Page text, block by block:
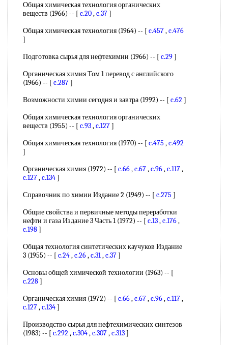
Общая химическая технология органических
веществ (1966) -- [ c.20,c.37]
Общая химическая технология (1964) -- [ c.457,c.476
]
Подготовка сырья для нефтехимии (1966) -- [ c.29]
Органическая химия Том 1 перевод с английского
(1966) -- [ c.287]
Возможности химии сегодня и завтра (1992) -- [ c.62]
Общая химическая технология органических
веществ (1955) -- [ c.93,c.127]
Общая химическая технология (1970) -- [ c.475 ,c.492
]
Органическая химия (1972) -- [ c.66,c.67,c.96,c.117,
c.127,c.134]
Справочник по химии Издание 2 (1949) -- [ c.275 ]
Общие свойства и первичные методы переработки
нефти и газа Издание 3 Часть 1 (1972) -- [ c.13,c.176,
c.198]
Общая технология синтетических каучуков Издание
3 (1955) -- [ c.24,c.26,c.31,c.37]
Основы общей химической технологии (1963) -- [
c.228]
Органическая химия (1972) -- [ c.66,c.67,c.96,c.117,
c.127,c.134]
Производство сырья для нефтехимических синтезов
(1983) -- [ c.292,c.304,c.307,c.313]